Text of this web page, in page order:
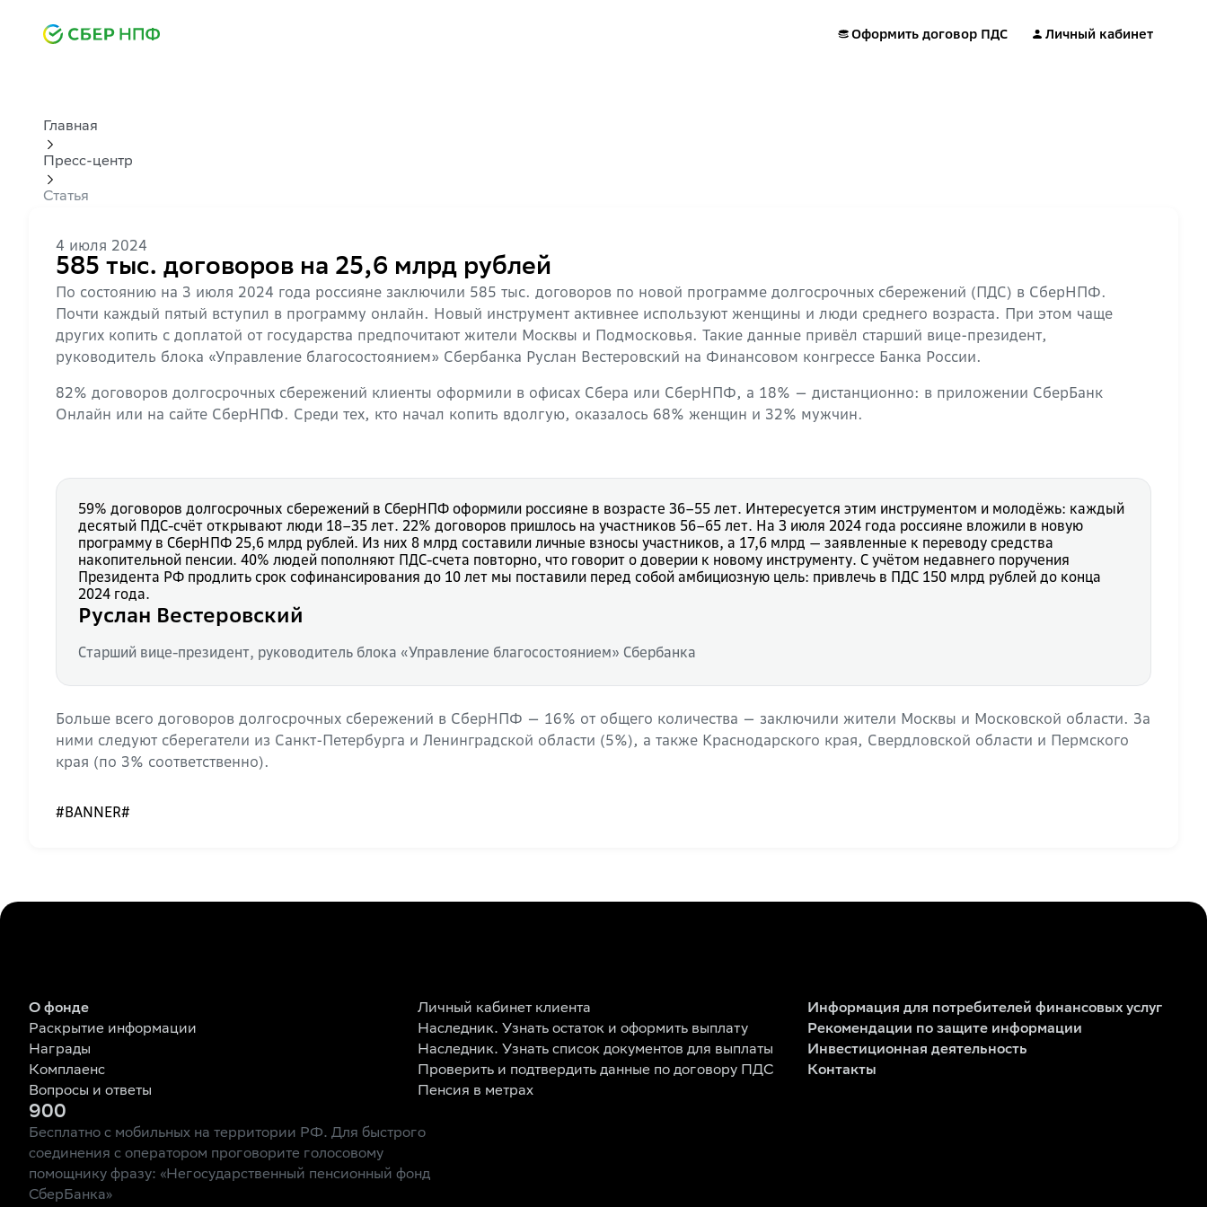
Оформить договор ПДС Личный кабинет
Главная
Пресс-центр
Статья
4 июля 2024
585 тыс. договоров на 25,6 млрд рублей
По состоянию на 3 июля 2024 года россияне заключили 585 тыс. договоров по новой программе долгосрочных сбережений (ПДС) в СберНПФ.
Почти каждый пятый вступил в программу онлайн. Новый инструмент активнее используют женщины и люди среднего возраста. При этом чаще
других копить с доплатой от государства предпочитают жители Москвы и Подмосковья. Такие данные привёл старший вице-президент,
руководитель блока «Управление благосостоянием» Сбербанка Руслан Вестеровский на Финансовом конгрессе Банка России.
82% договоров долгосрочных сбережений клиенты оформили в офисах Сбера или СберНПФ, а 18% — дистанционно: в приложении СберБанк
Онлайн или на сайте СберНПФ. Среди тех, кто начал копить вдолгую, оказалось 68% женщин и 32% мужчин.
59% договоров долгосрочных сбережений в СберНПФ оформили россияне в возрасте 36–55 лет. Интересуется этим инструментом и молодёжь: каждый
десятый ПДС-счёт открывают люди 18–35 лет. 22% договоров пришлось на участников 56–65 лет. На 3 июля 2024 года россияне вложили в новую
программу в СберНПФ 25,6 млрд рублей. Из них 8 млрд составили личные взносы участников, а 17,6 млрд — заявленные к переводу средства
накопительной пенсии. 40% людей пополняют ПДС-счета повторно, что говорит о доверии к новому инструменту. С учётом недавнего поручения
Президента РФ продлить срок софинансирования до 10 лет мы поставили перед собой амбициозную цель: привлечь в ПДС 150 млрд рублей до конца
2024 года.
Руслан Вестеровский
Старший вице-президент, руководитель блока «Управление благосостоянием» Сбербанка
Больше всего договоров долгосрочных сбережений в СберНПФ — 16% от общего количества — заключили жители Москвы и Московской области. За
ними следуют сберегатели из Санкт-Петербурга и Ленинградской области (5%), а также Краснодарского края, Свердловской области и Пермского
края (по 3% соответственно).
#BANNER#
О фонде
Раскрытие информации
Награды
Комплаенс
Вопросы и ответы
Личный кабинет клиента
Наследник. Узнать остаток и оформить выплату
Наследник. Узнать список документов для выплаты
Проверить и подтвердить данные по договору ПДС
Пенсия в метрах
Информация для потребителей финансовых услуг
Рекомендации по защите информации
Инвестиционная деятельность
Контакты
900
Бесплатно с мобильных на территории РФ. Для быстрого
соединения с оператором проговорите голосовому
помощнику фразу: «Негосударственный пенсионный фонд
СберБанка»